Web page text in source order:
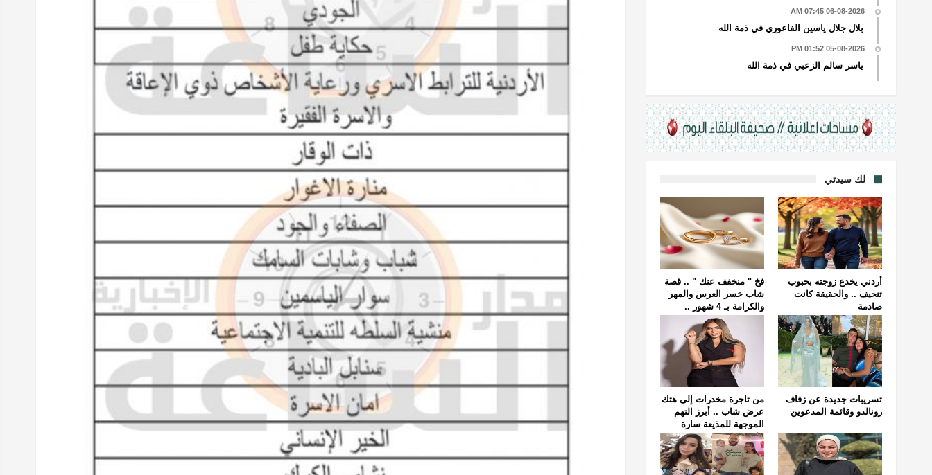
06-08-2026 07:45 AM
بلال جلال ياسين الفاعوري في ذمة الله
05-08-2026 01:52 PM
ياسر سالم الزعبي في ذمة الله
لك سيدتي
فخ " منخفف عنك " .. قصة
شاب خسر العرس والمهر
والكرامة بـ 4 شهور ..
أردني يخدع زوجته بحبوب
تنحيف .. والحقيقة كانت
صادمة
من تاجرة مخدرات إلى هتك
عرض شاب .. أبرز التهم
الموجهة للمذيعة سارة
خليفة
تسريبات جديدة عن زفاف
رونالدو وقائمة المدعوين